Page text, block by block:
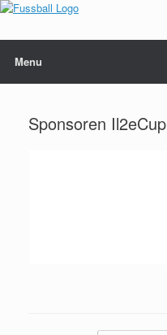
Skip
content
Menu
Sponsoren Il2eCup